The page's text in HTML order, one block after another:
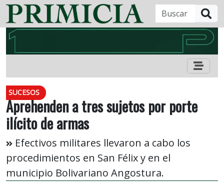
SUCESOS
Aprehenden a tres sujetos por porte
ilícito de armas
Efectivos militares llevaron a cabo los
procedimientos en San Félix y en el
municipio Bolivariano Angostura.